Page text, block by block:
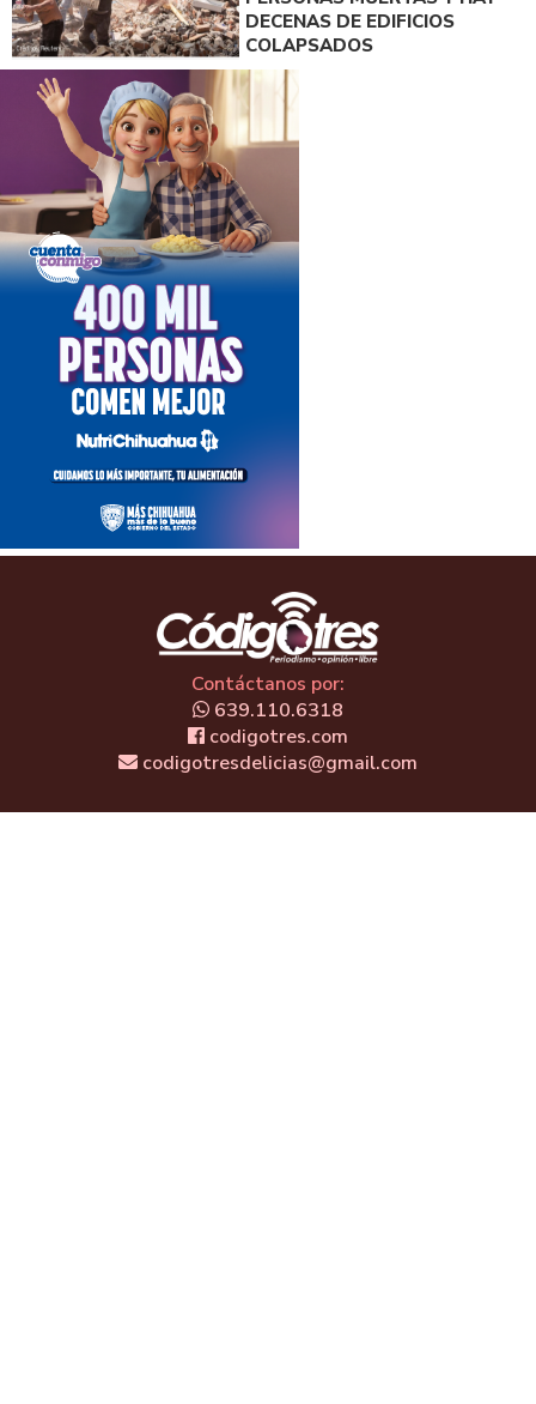
DECENAS DE EDIFICIOS
COLAPSADOS
Contáctanos por:
639.110.6318
codigotres.com
codigotresdelicias@gmail.com